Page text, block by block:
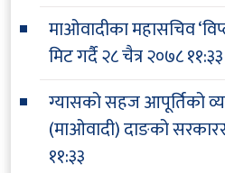
माओवादीका महासचिव
मिट गर्दै२८ चैत्र २०७८ ११:३३
ग्यासको सहज आपूर्तिको
(माओवादी) दाङको
११:३३